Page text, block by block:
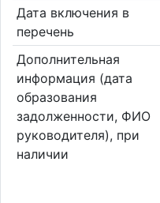
Дата включения в
перечень
Дополнительная
информация (дата
образования
задолженности, ФИО
руководителя), при
наличии